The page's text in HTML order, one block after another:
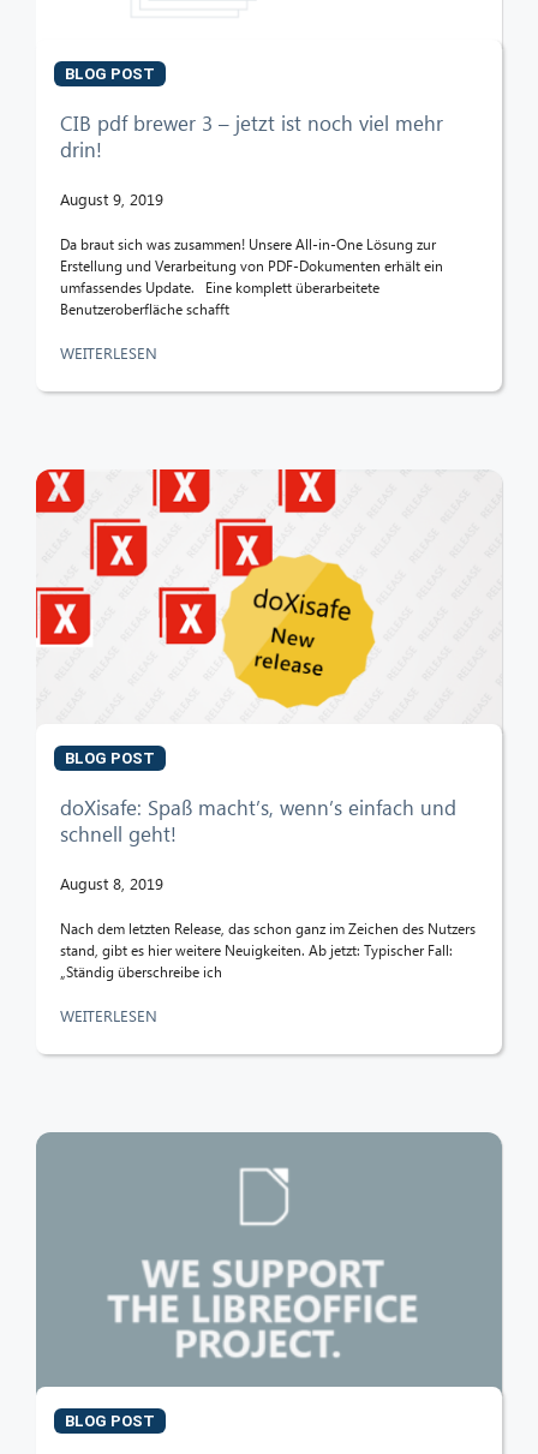
BLOG POST
CIB pdf brewer 3 – jetzt ist noch viel mehr
drin!
August 9, 2019
Da braut sich was zusammen! Unsere All-in-One Lösung zur
Erstellung und Verarbeitung von PDF-Dokumenten erhält ein
umfassendes Update. Eine komplett überarbeitete
Benutzeroberfläche schafft
WEITERLESEN
BLOG POST
doXisafe: Spaß macht’s, wenn’s einfach und
schnell geht!
August 8, 2019
Nach dem letzten Release, das schon ganz im Zeichen des Nutzers
stand, gibt es hier weitere Neuigkeiten. Ab jetzt: Typischer Fall:
„Ständig überschreibe ich
WEITERLESEN
BLOG POST
Hallo! Was kann ich für Sie tun?